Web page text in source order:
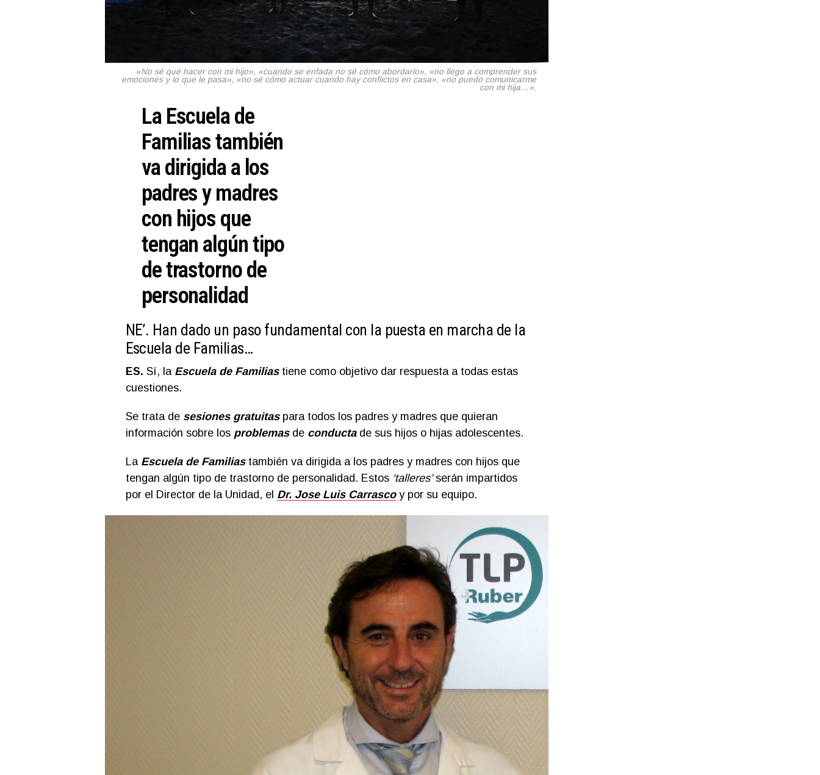
«No sé qué hacer con mi hijo», «cuando se enfada no sé cómo abordarlo», «no llego a comprender sus
emociones y lo que le pasa», «no sé cómo actuar cuando hay conflictos en casa», «no puedo comunicarme
con mi hija…».
La Escuela de
Familias también
va dirigida a los
padres y madres
con hijos que
tengan algún tipo
de trastorno de
personalidad
NE’. Han dado un paso fundamental con la puesta en marcha de la
Escuela de Familias…
ES. Sí, la Escuela de Familiastiene como objetivo dar respuesta a todas estas
cuestiones.
Se trata de sesiones gratuitaspara todos los padres y madres que quieran
información sobre los problemas deconducta de sus hijos o hijas adolescentes.
La Escuela de Familiastambién va dirigida a los padres y madres con hijos que
tengan algún tipo de trastorno de personalidad. Estos ‘talleres’serán impartidos
por el Director de la Unidad, el Dr. Jose Luis Carrascoy por su equipo.